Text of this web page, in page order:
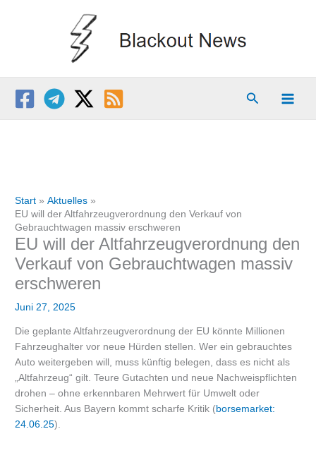
Suchen
Start
Aktuelles
EU will der Altfahrzeugverordnung den Verkauf von
Gebrauchtwagen massiv erschweren
EU will der Altfahrzeugverordnung den
Verkauf von Gebrauchtwagen massiv
erschweren
Juni 27, 2025
Die geplante Altfahrzeugverordnung der EU könnte Millionen
Fahrzeughalter vor neue Hürden stellen. Wer ein gebrauchtes
Auto weitergeben will, muss künftig belegen, dass es nicht als
„Altfahrzeug“ gilt. Teure Gutachten und neue Nachweispflichten
drohen – ohne erkennbaren Mehrwert für Umwelt oder
Sicherheit. Aus Bayern kommt scharfe Kritik (borsemarket:
24.06.25).